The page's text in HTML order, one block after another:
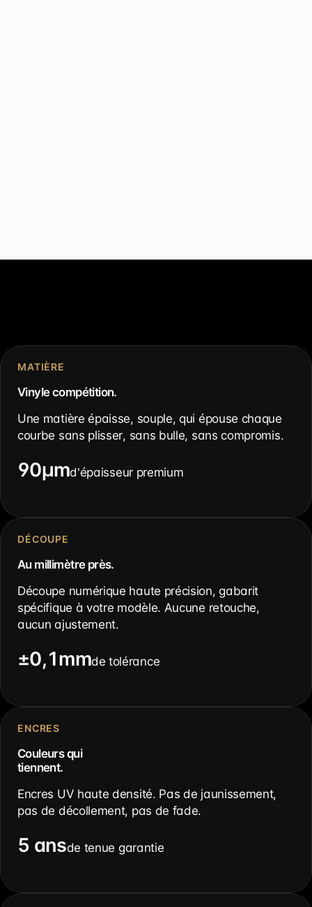
MATIÈRE
Vinyle compétition.
Une matière épaisse, souple, qui épouse chaque
courbe sans plisser, sans bulle, sans compromis.
90µmd'épaisseur premium
DÉCOUPE
Au millimètre près.
Découpe numérique haute précision, gabarit
spécifique à votre modèle. Aucune retouche,
aucun ajustement.
±0,1mmde tolérance
ENCRES
Couleurs qui
tiennent.
Encres UV haute densité. Pas de jaunissement,
pas de décollement, pas de fade.
5 ansde tenue garantie